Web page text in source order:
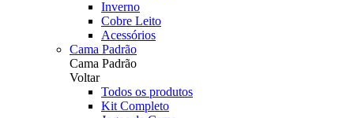
Inverno
Cobre Leito
Acessórios
Cama Padrão
Cama Padrão
Voltar
Todos os produtos
Kit Completo